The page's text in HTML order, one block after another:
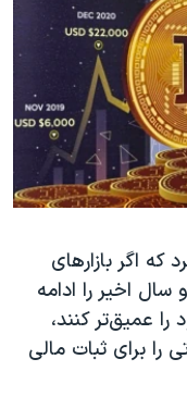
که اگر بازارهای
اخیر را ادامه
عمیق‌تر کنند،
برای ثبات مالی